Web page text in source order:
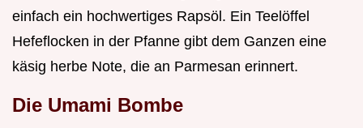
einfach ein hochwertiges Rapsöl. Ein Teelöffel
Hefeflocken in der Pfanne gibt dem Ganzen eine
käsig herbe Note, die an Parmesan erinnert.
Die Umami Bombe